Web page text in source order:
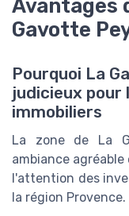
Avantages
Gavotte
Pourquoi La
judicieux pour
immobiliers
La zone de La
ambiance
l'attention des
la région Provence.